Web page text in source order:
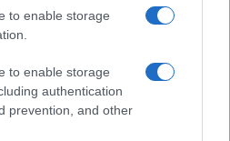
to enable storage
to enable storage
authentication
prevention, and other